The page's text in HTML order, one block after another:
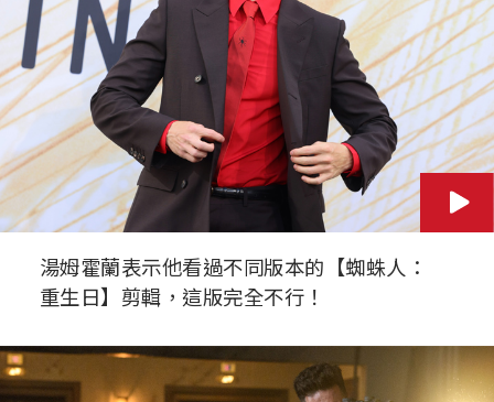
湯姆霍蘭表示他看過不同版本的【蜘蛛人：
重生日】剪輯，這版完全不行！